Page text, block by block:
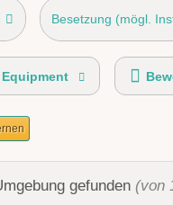
Besetzung (mögl.
Mappe
Equipment
gefunden (von